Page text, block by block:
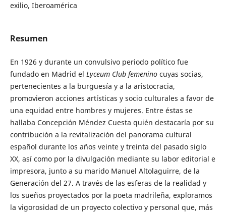
exilio, Iberoamérica
Resumen
En 1926 y durante un convulsivo periodo político fue
fundado en Madrid el Lyceum Club femeninocuyas socias,
pertenecientes a la burguesía y a la aristocracia,
promovieron acciones artísticas y socio culturales a favor de
una equidad entre hombres y mujeres. Entre éstas se
hallaba Concepción Méndez Cuesta quién destacaría por su
contribución a la revitalización del panorama cultural
español durante los años veinte y treinta del pasado siglo
XX, así como por la divulgación mediante su labor editorial e
impresora, junto a su marido Manuel Altolaguirre, de la
Generación del 27. A través de las esferas de la realidad y
los sueños proyectados por la poeta madrileña, exploramos
la vigorosidad de un proyecto colectivo y personal que, más